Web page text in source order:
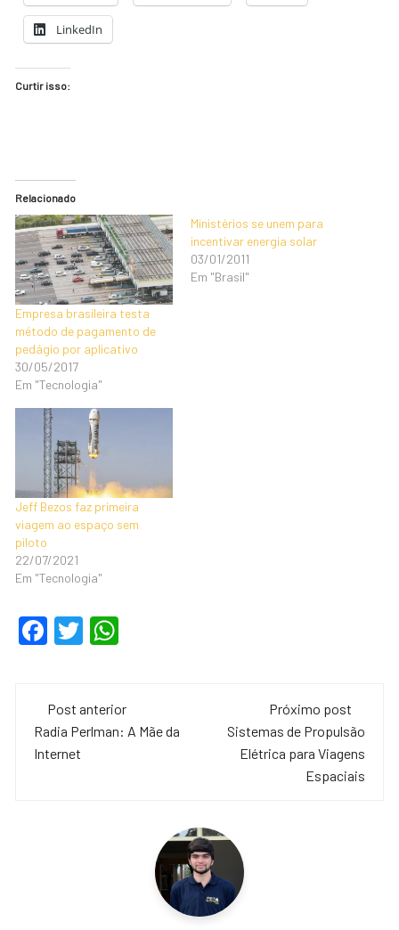
LinkedIn
Curtir isso:
Relacionado
Empresa brasileira testa
método de pagamento de
pedágio por aplicativo
30/05/2017
Em "Tecnologia"
Ministérios se unem para
incentivar energia solar
03/01/2011
Em "Brasil"
Jeff Bezos faz primeira
viagem ao espaço sem
piloto
22/07/2021
Em "Tecnologia"
F
e
b
T
er s
A
Navegação
de
Post anterior
Radia Perlman: A Mãe da
Internet
Próximo post
Sistemas de Propulsão
Elétrica para Viagens
Espaciais